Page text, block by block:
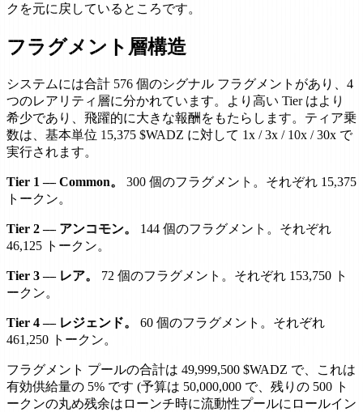
クを元に戻しているところです。
フラグメント層構造
システムには合計 576 個のシグナル フラグメントがあり、4
つのレアリティ層に分かれています。より高い Tier はより
希少であり、飛躍的に大きな報酬をもたらします。ティア乗
数は、基本単位 15,375 $WADZ に対して 1x / 3x / 10x / 30x で
実行されます。
Tier 1 — Common。
300 個のフラグメント。それぞれ 15,375
トークン。
Tier 2 — アンコモン。
144 個のフラグメント。それぞれ
46,125 トークン。
Tier 3 — レア。
72 個のフラグメント。それぞれ 153,750 ト
ークン。
Tier 4 — レジェンド。
60 個のフラグメント。それぞれ
461,250 トークン。
フラグメント プールの合計は 49,999,500 $WADZ で、これは
有効供給量の 5% です (予算は 50,000,000 で、残りの 500 ト
ークンの丸め残余はローンチ時に流動性プールにロールイン